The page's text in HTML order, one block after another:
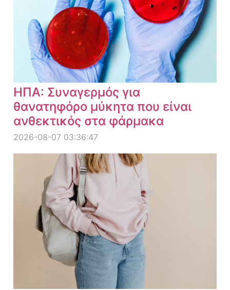
ΗΠΑ: Συναγερμός για
θανατηφόρο μύκητα που είναι
ανθεκτικός στα φάρμακα
2026-08-07 03:36:47